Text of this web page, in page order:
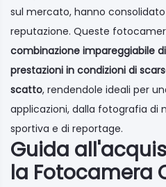
sul mercato, hanno
reputazione. Queste
combinazione impareggiabile
prestazioni in condizioni di
scatto, rendendole ideali per
applicazioni, dalla fotografia di
sportiva e di reportage.
Guida
la Fotocamera